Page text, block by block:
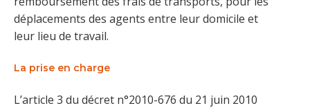
déplacements des agents entre leur domicile et
leur lieu de travail.
La prise en charge
L’article 3 du décret n°2010-676 du 21 juin 2010